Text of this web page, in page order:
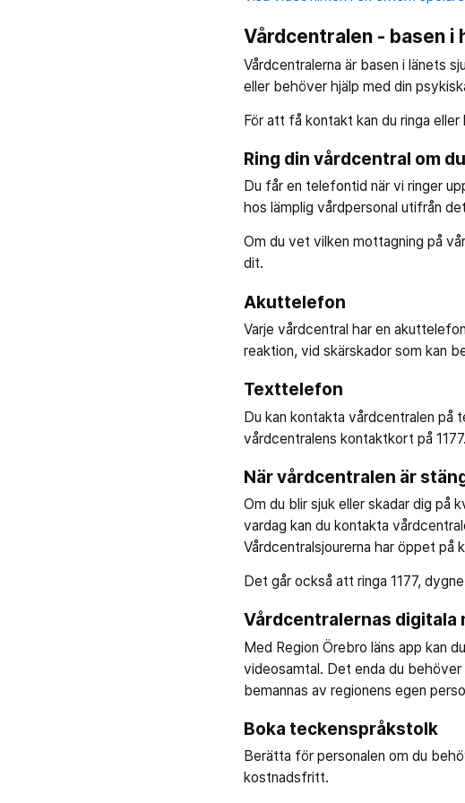
Vårdcentralen - basen i
Vårdcentralerna är basen i länets
eller behöver hjälp med din
För att få kontakt kan du ringa
Ring din vårdcentral om
Du får en telefontid när vi ringer
hos lämplig vårdpersonal utifrån
Om du vet vilken mottagning på
dit.
Akuttelefon
Varje vårdcentral har en
reaktion, vid skärskador som kan
Texttelefon
Du kan kontakta vårdcentralen på
vårdcentralens kontaktkort på
När vårdcentralen är
Om du blir sjuk eller skadar dig på
vardag kan du kontakta
Vårdcentralsjourerna har öppet på
Det går också att ringa 1177,
Vårdcentralernas digitala
Med Region Örebro läns app kan
videosamtal. Det enda du
bemannas av regionens egen
Boka teckenspråkstolk
Berätta för personalen om du
kostnadsfritt.